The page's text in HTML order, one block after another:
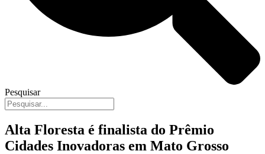
Pesquisar
Alta Floresta é finalista do Prêmio
Cidades Inovadoras em Mato Grosso